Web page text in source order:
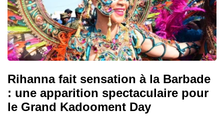
Rihanna fait sensation à la Barbade
: une apparition spectaculaire pour
le Grand Kadooment Day